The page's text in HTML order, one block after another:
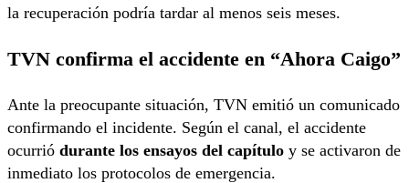
la recuperación podría tardar al menos seis meses.
TVN confirma el accidente en “Ahora Caigo”
Ante la preocupante situación, TVN emitió un comunicado
confirmando el incidente. Según el canal, el accidente
ocurrió durante los ensayos del capítulo y se activaron de
inmediato los protocolos de emergencia.